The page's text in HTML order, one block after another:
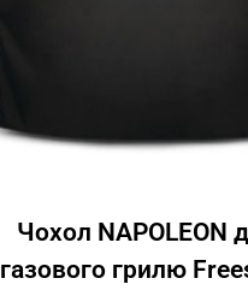
Чохол NAPOLEON
газового грилю